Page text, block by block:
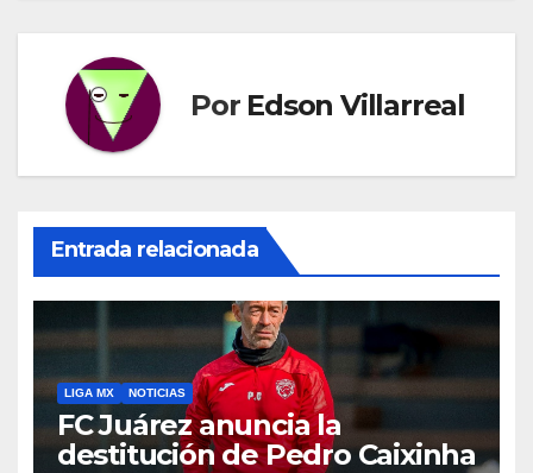
Por Edson Villarreal
Entrada relacionada
LIGA MX NOTICIAS
FC Juárez anuncia la
destitución de Pedro Caixinha